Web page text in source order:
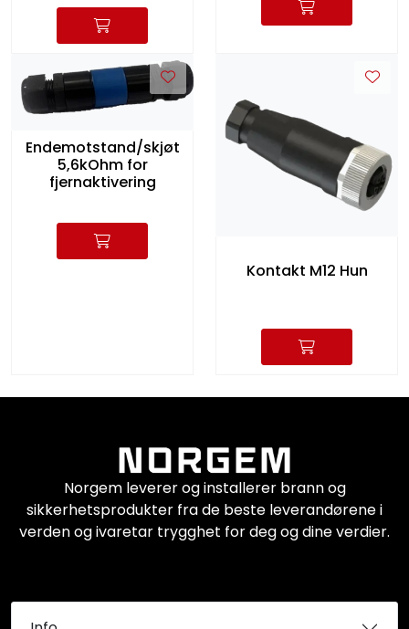
Endemotstand/skjøt
5,6kOhm for
fjernaktivering
Kontakt M12 Hun
Norgem leverer og installerer brann og
sikkerhetsprodukter fra de beste leverandørene i
verden og ivaretar trygghet for deg og dine verdier.